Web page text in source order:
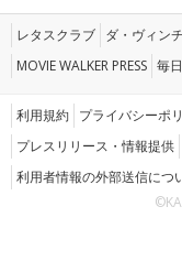
レタスクラブ ダ・ヴィン
MOVIE WALKER PRESS 毎
利用規約 プライバシーポ
プレスリリース・情報提供
利用者情報の外部送信につ